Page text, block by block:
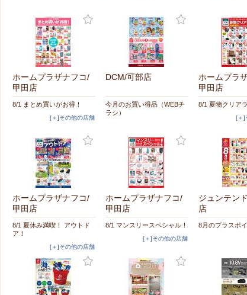
ホームプラザナフコ/
甲田店
8/1 まとめ買いがお得！
[＋]その他の店舗
DCM/可部店
今月のお買い得品（WEBチ
ラシ）
ホームプラ
甲田店
8/1 夏物クリア
[＋]
ホームプラザナフコ/
甲田店
8/1 夏休み満喫！ アウトド
ア！
[＋]その他の店舗
ホームプラザナフコ/
甲田店
8/1 マンスリースペシャル！
[＋]その他の店舗
ジュンテン
店
8月のプラスポ